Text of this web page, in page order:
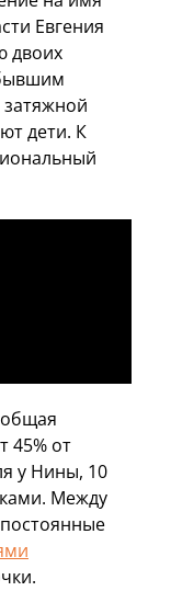
Евгения
двоих
затяжной
дети. К
45% от
у Нины, 10
Между